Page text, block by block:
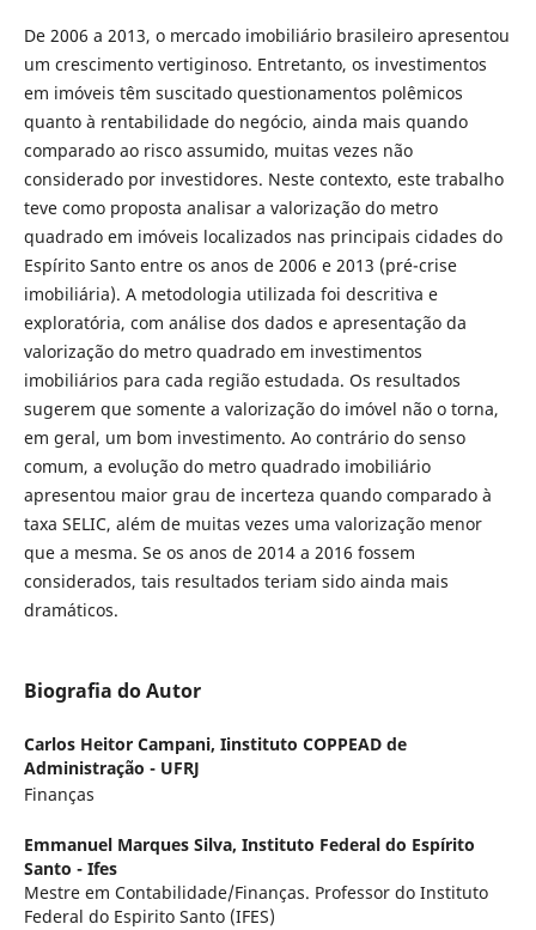
De 2006 a 2013, o mercado imobiliário brasileiro apresentou
um crescimento vertiginoso. Entretanto, os investimentos
em imóveis têm suscitado questionamentos polêmicos
quanto à rentabilidade do negócio, ainda mais quando
comparado ao risco assumido, muitas vezes não
considerado por investidores. Neste contexto, este trabalho
teve como proposta analisar a valorização do metro
quadrado em imóveis localizados nas principais cidades do
Espírito Santo entre os anos de 2006 e 2013 (pré-crise
imobiliária). A metodologia utilizada foi descritiva e
exploratória, com análise dos dados e apresentação da
valorização do metro quadrado em investimentos
imobiliários para cada região estudada. Os resultados
sugerem que somente a valorização do imóvel não o torna,
em geral, um bom investimento. Ao contrário do senso
comum, a evolução do metro quadrado imobiliário
apresentou maior grau de incerteza quando comparado à
taxa SELIC, além de muitas vezes uma valorização menor
que a mesma. Se os anos de 2014 a 2016 fossem
considerados, tais resultados teriam sido ainda mais
dramáticos.
Biografia do Autor
Carlos Heitor Campani, Iinstituto COPPEAD de
Administração - UFRJ
Finanças
Emmanuel Marques Silva, Instituto Federal do Espírito
Santo - Ifes
Mestre em Contabilidade/Finanças. Professor do Instituto
Federal do Espirito Santo (IFES)